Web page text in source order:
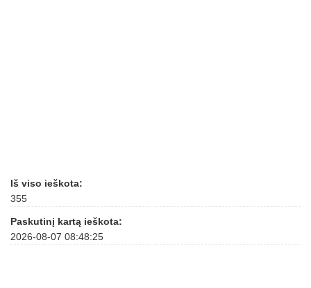
Iš viso ieškota:
355
Paskutinį kartą ieškota:
2026-08-07 08:48:25